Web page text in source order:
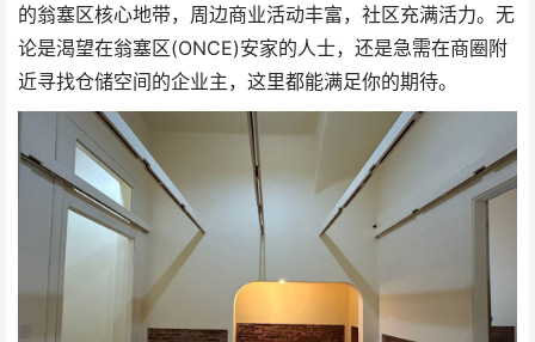
的翁塞区核心地带，周边商业活动丰富，社区充满活力。无
论是渴望在翁塞区(ONCE)安家的人士，还是急需在商圈附
近寻找仓储空间的企业主，这里都能满足你的期待。